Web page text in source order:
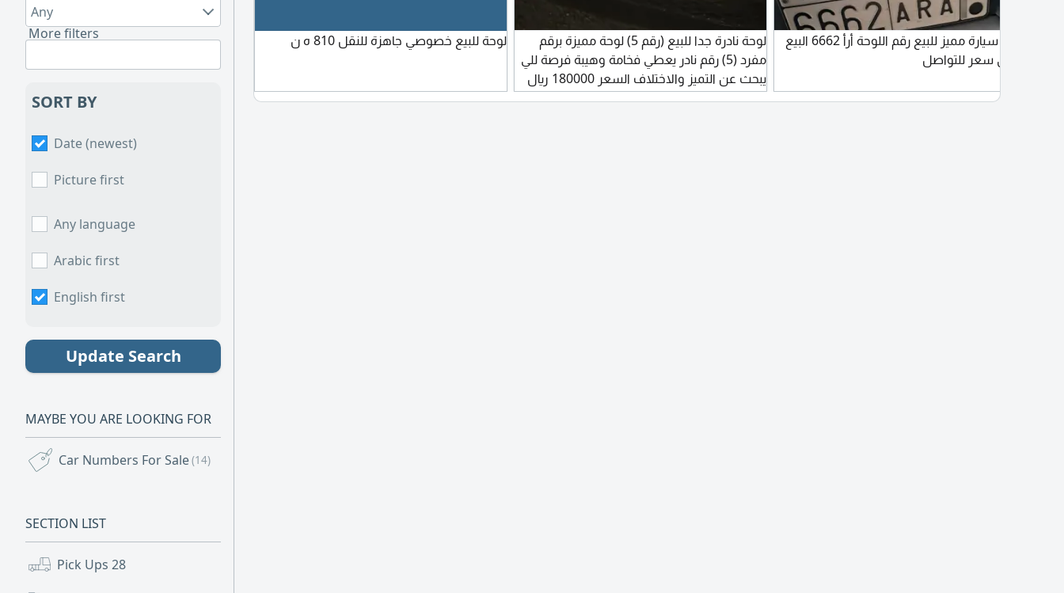
Any
More filters
SORT BY
Date (newest)
Picture first
Any language
Arabic first
English first
Update Search
MAYBE YOU ARE LOOKING FOR
Car Numbers For Sale(14)
SECTION LIST
Pick Ups 28
لوحة للبيع خصوصي جاهزة للنقل 810 ه ن
لوحة نادرة جدا للبيع (رقم 5) لوحة مميزة برقم
مفرد (5) رقم نادر يعطي فخامة وهيبة فرصة للي
يبحث عن التميز والاختلاف السعر 180000 ريال
(للي يقدر ويعرف قيمة الرقم) رقم سهل، قصير،
لوحة سيارة مميز للبيع رقم اللوحة أرأ 6662 البيع
لأعلى سعر للتواصل